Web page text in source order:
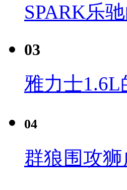
SPARK乐
03
雅力士
04
群狼围攻